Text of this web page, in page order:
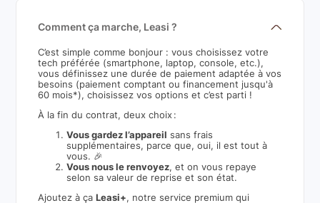
Comment ça marche, Leasi ?
C’est simple comme bonjour : vous choisissez votre
tech préférée (smartphone, laptop, console, etc.),
vous définissez une durée de paiement adaptée à vos
besoins (paiement comptant ou financement jusqu'à
60 mois*), choisissez vos options et c’est parti !
À la fin du contrat, deux choix :
Vous gardez l’appareil sans frais
supplémentaires, parce que, oui, il est tout à
vous. 🎉
Vous nous le renvoyez, et on vous repaye
selon sa valeur de reprise et son état.
Ajoutez à ça Leasi+, notre service premium qui